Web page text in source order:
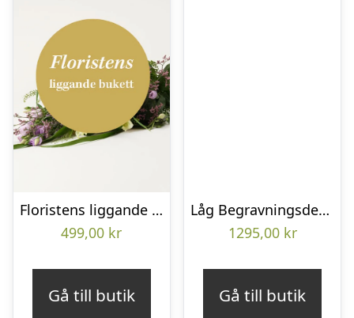
Floristens liggande bukett
499,00 kr
Gå till butik
Låg Begravningsdekoration
1295,00 kr
Gå till butik